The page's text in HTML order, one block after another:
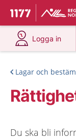
Till startsidan
Du har
Logga in
på 1177.se
Lagar och
Du ska bli